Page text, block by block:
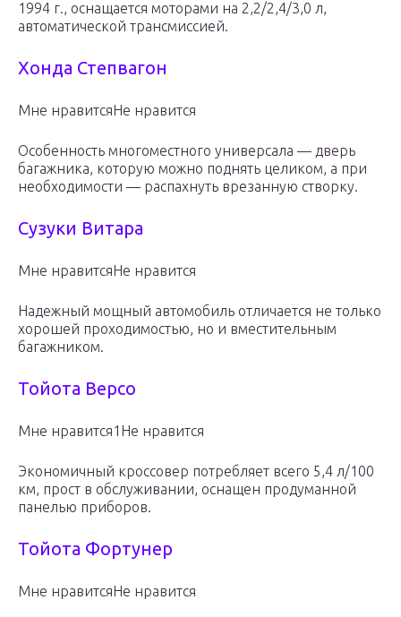
1994 г., оснащается моторами на 2,2/2,4/3,0 л,
автоматической трансмиссией.
Хонда Степвагон
Мне нравитсяНе нравится
Особенность многоместного универсала — дверь
багажника, которую можно поднять целиком, а при
необходимости — распахнуть врезанную створку.
Сузуки Витара
Мне нравитсяНе нравится
Надежный мощный автомобиль отличается не только
хорошей проходимостью, но и вместительным
багажником.
Тойота Версо
Мне нравится1Не нравится
Экономичный кроссовер потребляет всего 5,4 л/100
км, прост в обслуживании, оснащен продуманной
панелью приборов.
Тойота Фортунер
Мне нравитсяНе нравится